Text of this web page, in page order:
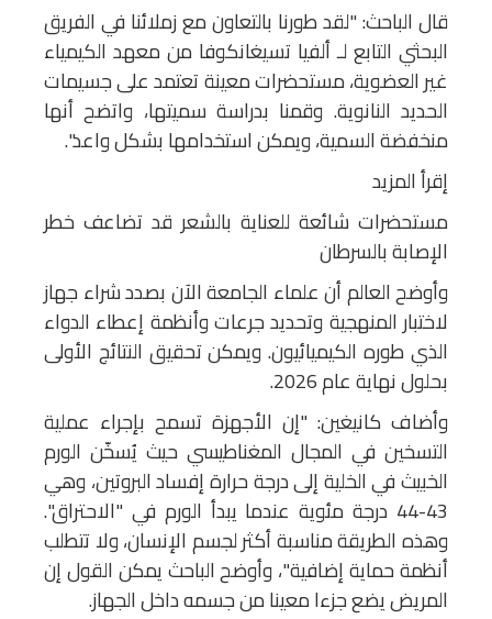
قال الباحث: "لقد طورنا بالتعاون مع زملائنا في الفريق
البحثي التابع لـ ألفيا تسيغانكوفا من معهد الكيمياء
غير العضوية، مستحضرات معينة تعتمد على جسيمات
الحديد النانوية. وقمنا بدراسة سميتها، واتضح أنها
منخفضة السمية، ويمكن استخدامها بشكل واعد".
إقرأ المزيد
مستحضرات شائعة للعناية بالشعر قد تضاعف خطر
الإصابة بالسرطان
وأوضح العالم أن علماء الجامعة الآن بصدد شراء جهاز
لاختبار المنهجية وتحديد جرعات وأنظمة إعطاء الدواء
الذي طوره الكيميائيون. ويمكن تحقيق النتائج الأولى
بحلول نهاية عام 2026.
وأضاف كانيغين: "إن الأجهزة تسمح بإجراء عملية
التسخين في المجال المغناطيسي حيث يُسخّن الورم
الخبيث في الخلية إلى درجة حرارة إفساد البروتين، وهي
43-44 درجة مئوية عندما يبدأ الورم في "الاحتراق".
وهذه الطريقة مناسبة أكثر لجسم الإنسان، ولا تتطلب
أنظمة حماية إضافية"، وأوضح الباحث يمكن القول إن
المريض يضع جزءا معينا من جسمه داخل الجهاز.